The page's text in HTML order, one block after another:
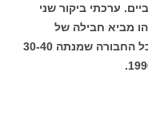
ערכתי ביקור שני
מביא חבילה של
דרכונים ולאחר זמן פורסם בעיתונים שכל החבורה שמנתה 30-40